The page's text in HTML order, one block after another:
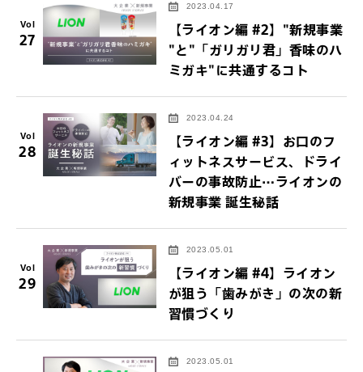
Vol
27
2023.04.17
【ライオン編 #2】"新規事業
"と"「ガリガリ君」香味のハ
ミガキ"に共通するコト
Vol
28
2023.04.24
【ライオン編 #3】お口のフ
ィットネスサービス、ドライ
バーの事故防止…ライオンの
新規事業 誕生秘話
Vol
29
2023.05.01
【ライオン編 #4】ライオン
が狙う「歯みがき」の次の新
習慣づくり
2023.05.01